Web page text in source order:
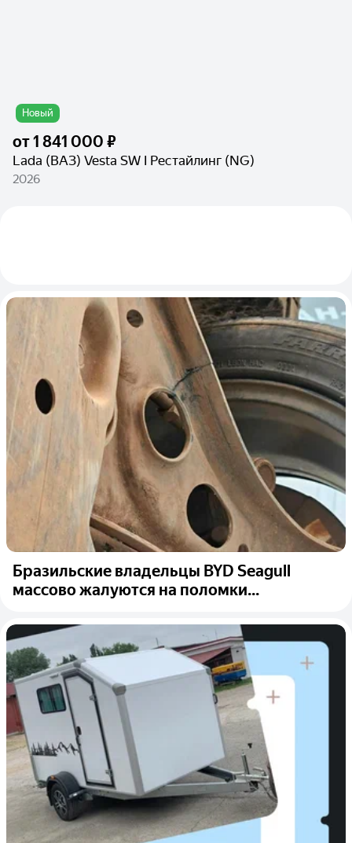
Новый
от1 841 000 ₽
Lada (ВАЗ) Vesta SW I Рестайлинг (NG)
2026
Бразильские владельцы BYD Seagull
массово жалуются на поломки...